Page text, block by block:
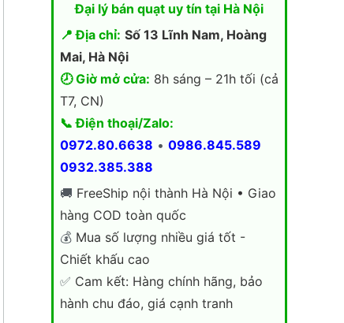
Đại lý bán quạt uy tín tại Hà Nội
📍 Địa chỉ: Số 13 Lĩnh Nam, Hoàng
Mai, Hà Nội
🕗 Giờ mở cửa: 8h sáng – 21h tối (cả
T7, CN)
📞 Điện thoại/Zalo:
0972.80.6638 • 0986.845.589
0932.385.388
🚚 FreeShip nội thành Hà Nội • Giao
hàng COD toàn quốc
💰 Mua số lượng nhiều giá tốt -
Chiết khấu cao
✅ Cam kết: Hàng chính hãng, bảo
hành chu đáo, giá cạnh tranh